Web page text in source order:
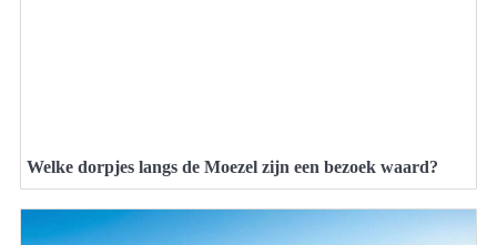
Welke dorpjes langs de Moezel zijn een bezoek waard?